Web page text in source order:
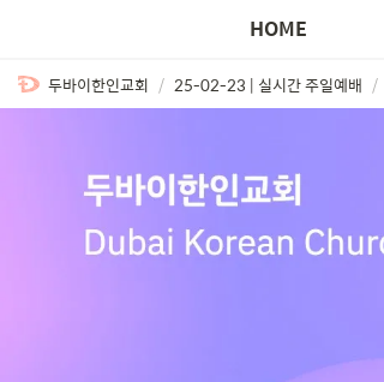
HOME
두바이한인교회 / 25-02-23 | 실시간 주일예배 /